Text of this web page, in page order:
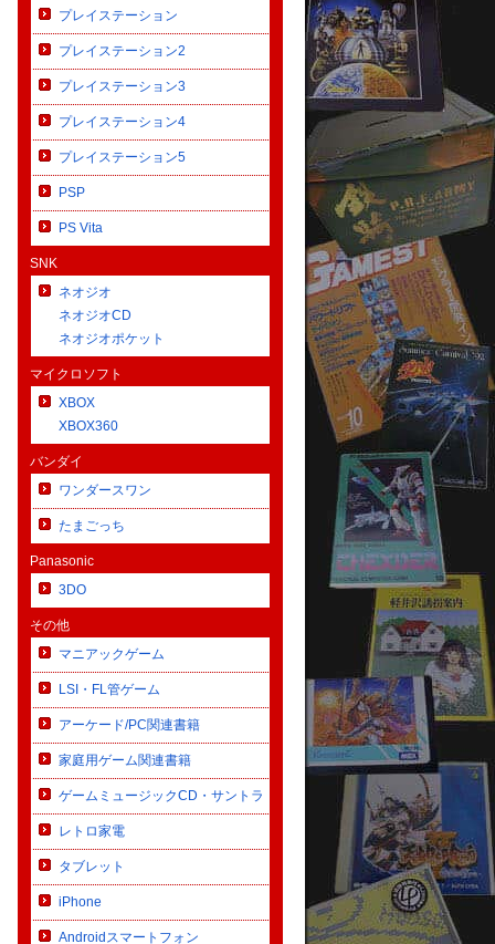
プレイステーション
プレイステーション2
プレイステーション3
プレイステーション4
プレイステーション5
PSP
PS Vita
SNK
ネオジオ
ネオジオCD
ネオジオポケット
マイクロソフト
XBOX
XBOX360
バンダイ
ワンダースワン
たまごっち
Panasonic
3DO
その他
マニアックゲーム
LSI・FL管ゲーム
アーケード/PC関連書籍
家庭用ゲーム関連書籍
ゲームミュージックCD・サントラ
レトロ家電
タブレット
iPhone
Androidスマートフォン